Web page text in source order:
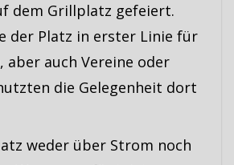
dem Grillplatz gefeiert.
der Platz in erster Linie für
aber auch Vereine oder
die Gelegenheit dort
weder über Strom noch